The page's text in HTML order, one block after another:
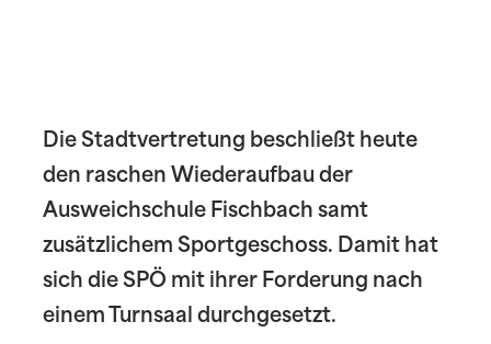
Die Stadtvertretung beschließt heute
den raschen Wiederaufbau der
Ausweichschule Fischbach samt
zusätzlichem Sportgeschoss. Damit hat
sich die SPÖ mit ihrer Forderung nach
einem Turnsaal durchgesetzt.